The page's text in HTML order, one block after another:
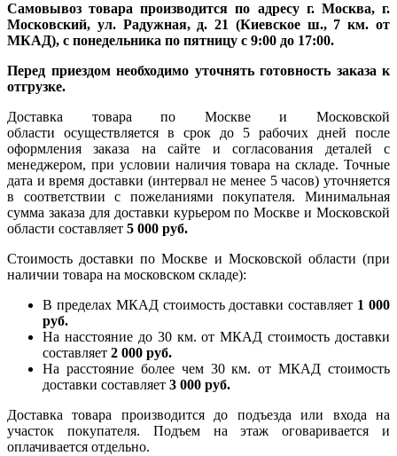
Самовывоз товара производится по адресу г. Москва, г.
Московский, ул. Радужная, д. 21 (Киевское ш., 7 км. от
МКАД), с понедельника по пятницу с 9:00 до 17:00.
Перед приездом необходимо уточнять готовность заказа к
отгрузке.
Доставка товара по Москве и Московской
области осуществляется в срок до 5 рабочих дней после
оформления заказа на сайте и согласования деталей с
менеджером, при условии наличия товара на складе. Точные
дата и время доставки (интервал не менее 5 часов) уточняется
в соответствии с пожеланиями покупателя. Минимальная
сумма заказа для доставки курьером по Москве и Московской
области составляет 5 000 руб.
Стоимость доставки по Москве и Московской области (при
наличии товара на московском складе):
В пределах МКАД стоимость доставки составляет 1 000
руб.
На насcтояние до 30 км. от МКАД стоимость доставки
составляет 2 000 руб.
На расстояние более чем 30 км. от МКАД стоимость
доставки составляет 3 000 руб.
Доставка товара производится до подъезда или входа на
участок покупателя. Подъем на этаж оговаривается и
оплачивается отдельно.